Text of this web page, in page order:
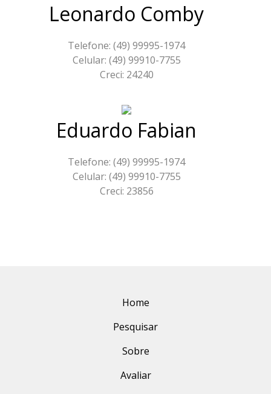
Leonardo Comby
Telefone: (49) 99995-1974
Celular: (49) 99910-7755
Creci: 24240
Eduardo Fabian
Telefone: (49) 99995-1974
Celular: (49) 99910-7755
Creci: 23856
Home
Pesquisar
Sobre
Avaliar